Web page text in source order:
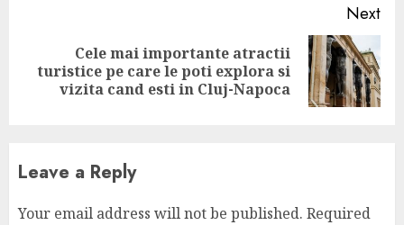
Next
Next
post:
Cele mai importante atractii
turistice pe care le poti explora si
vizita cand esti in Cluj-Napoca
Leave a Reply
Your email address will not be published. Required